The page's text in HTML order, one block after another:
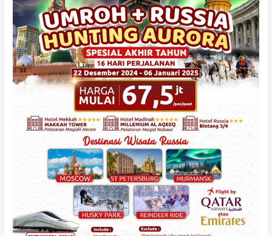
Rusia
Desember